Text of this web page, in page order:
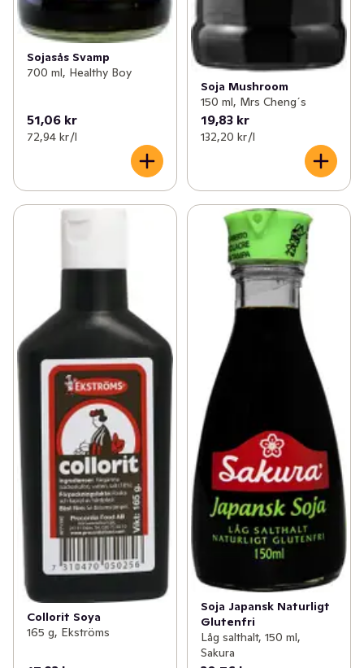
Sojasås Svamp
700 ml, Healthy Boy
51,06 kr
72,94 kr /l
Soja Mushroom
150 ml, Mrs Cheng´s
19,83 kr
132,20 kr /l
Collorit Soya
165 g, Ekströms
Soja Japansk Naturligt
Glutenfri
Låg salthalt, 150 ml,
Sakura